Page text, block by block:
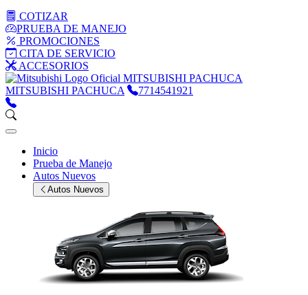
COTIZAR
PRUEBA DE MANEJO
PROMOCIONES
CITA DE SERVICIO
ACCESORIOS
MITSUBISHI PACHUCA
MITSUBISHI PACHUCA
7714541921
Inicio
Prueba de Manejo
Autos Nuevos
Autos Nuevos